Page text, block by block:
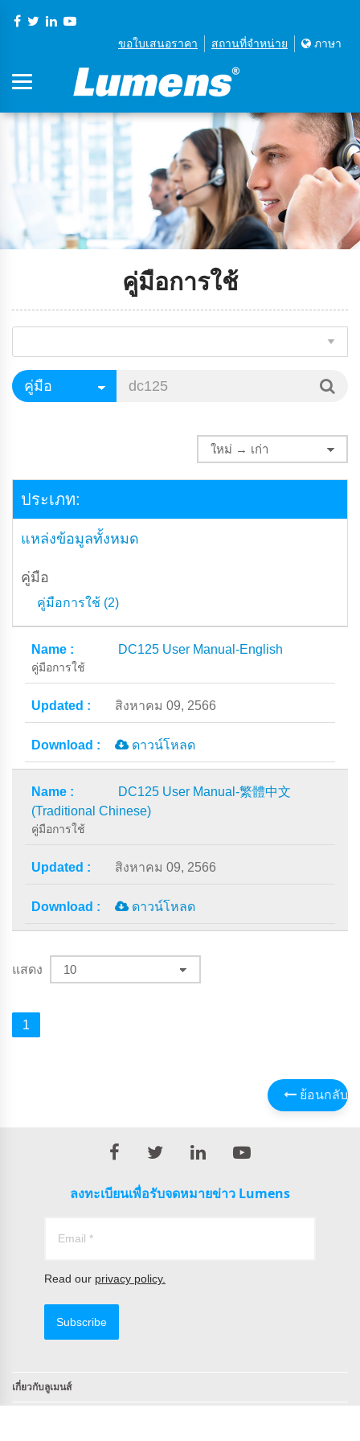
ขอใบเสนอราคา สถานที่จําหน่าย ภาษา
คู่มือการใช้
ประเภท:
แหล่งข้อมูลทั้งหมด
คู่มือ
คู่มือการใช้ (2)
DC125 User Manual-English
คู่มือการใช้
สิงหาคม 09, 2566
ดาวน์โหลด
DC125 User Manual-繁體中文
(Traditional Chinese)
คู่มือการใช้
สิงหาคม 09, 2566
ดาวน์โหลด
แสดง
1
ย้อนกลับ
ลงทะเบียนเพื่อรับจดหมายข่าว Lumens
Read our privacy policy.
Subscribe
เกี่ยวกับลูเมนส์